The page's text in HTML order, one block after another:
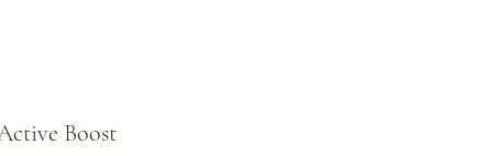
Boost